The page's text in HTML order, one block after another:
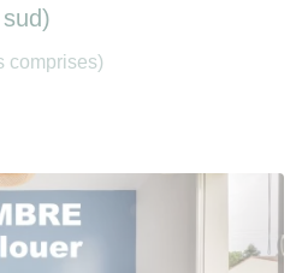
comprises)